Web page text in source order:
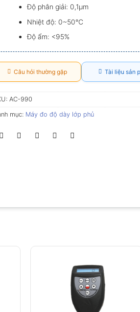
Độ phân giải: 0,1µm
Nhiệt độ: 0~50°C
Độ ẩm: <95%
Câu hỏi thường gặp Tài liệu sản
AC-990
mục: Máy đo độ dày lớp phủ